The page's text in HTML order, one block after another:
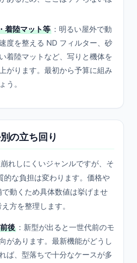
着陸マット等 ：明るい屋外で動
度を整える ND フィルター、砂
着陸マットなど、写りと機体を
がります。最初から予算に組み
う。
の立ち回り
れしにくいジャンルですが、そ
的な負担は変わります。価格や
動くため具体数値は挙げませ
方を整理します。
後 ：新型が出ると一世代前のモ
があります。最新機能がどうし
ば、型落ちで十分なケースが多